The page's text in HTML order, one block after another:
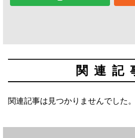
関連記
関連記事は見つかりませんでした。